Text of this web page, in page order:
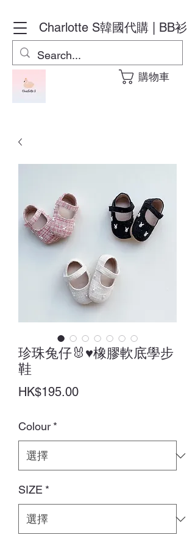
Charlotte S韓國代購 | BB衫
購物車
珍珠兔仔🐰♥橡膠軟底學步
鞋
HK$195.00價
Colour *
SIZE *